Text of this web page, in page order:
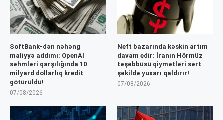
SoftBank-dən nəhəng
maliyyə addımı: OpenAI
səhmləri qarşılığında 10
milyard dollarlıq kredit
götürüldü!
07/08/2026
Neft bazarında kəskin artım
davam edir: İranın Hörmüz
təşəbbüsü qiymətləri sərt
şəkildə yuxarı qaldırır!
07/08/2026